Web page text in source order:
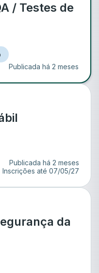
/ Testes de
Publicada há 2 meses
Publicada há 2 meses
Inscrições até 07/05/27
da